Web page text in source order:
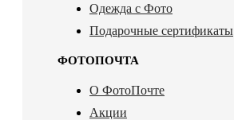
Одежда с Фото
Подарочные сертификаты
ФОТОПОЧТА
О ФотоПочте
Акции